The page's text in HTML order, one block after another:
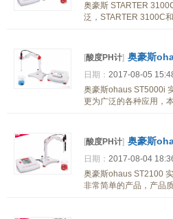
奥豪斯 STARTER
泛，STARTER 3100C
[酸度PH计] 奥豪斯
日期： 2017-08-05
奥豪斯ohaus ST5000i
更为广泛的各种应用，
[酸度PH计] 奥豪斯
日期： 2017-08-04
奥豪斯ohaus ST2100
非常简单的产品，产品